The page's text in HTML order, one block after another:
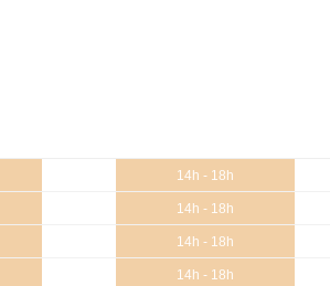
14h - 18h
14h - 18h
14h - 18h
14h - 18h